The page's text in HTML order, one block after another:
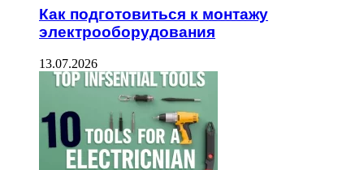
Как подготовиться к монтажу
электрооборудования
13.07.2026